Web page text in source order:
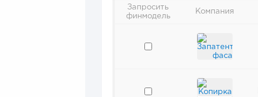
Запросить
финмодель
Компания